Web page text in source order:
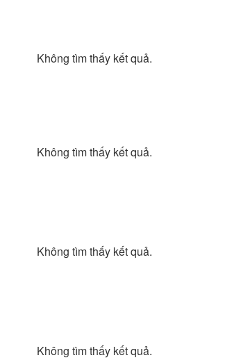
Không tìm thấy kết quả.
Không tìm thấy kết quả.
Không tìm thấy kết quả.
Không tìm thấy kết quả.